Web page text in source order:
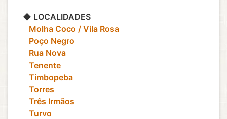
◆ LOCALIDADES
‎ ‎ ‎ Molha Coco / Vila Rosa
‎ ‎ ‎ Poço Negro
‎ ‎ ‎ Rua Nova
‎ ‎ ‎ Tenente
‎ ‎ ‎ Timbopeba
‎ ‎ ‎ Torres
‎ ‎ ‎ Três Irmãos
‎ ‎ ‎ Turvo